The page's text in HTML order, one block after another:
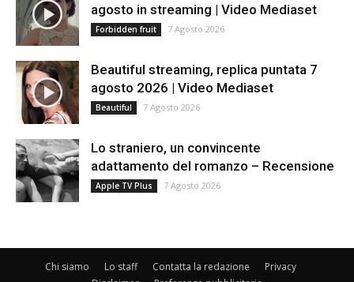
agosto in streaming | Video Mediaset
Forbidden fruit 7 Agosto 2026
Beautiful streaming, replica puntata 7
agosto 2026 | Video Mediaset
Beautiful 7 Agosto 2026
Lo straniero, un convincente
adattamento del romanzo – Recensione
Apple TV Plus 7 Agosto 2026
Chi siamo Lo staff Contatta la redazione
Privacy